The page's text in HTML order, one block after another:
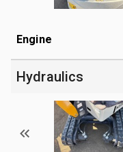
Engine
Hydraulics